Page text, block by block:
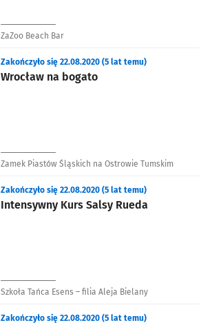
ZaZoo Beach Bar
Wrocław na bogato
Zakończyło się 22.08.2020 (5 lat temu)
Zamek Piastów Śląskich na Ostrowie Tumskim
Intensywny Kurs Salsy Rueda
Zakończyło się 22.08.2020 (5 lat temu)
Szkoła Tańca Esens – filia Aleja Bielany
Zakończyło się 22.08.2020 (5 lat temu)